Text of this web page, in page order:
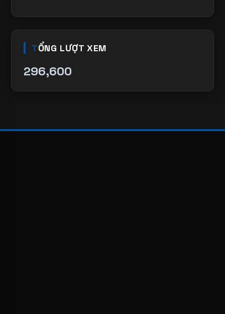
TỔNG LƯỢT XEM
296,600